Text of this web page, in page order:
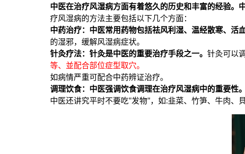
中医在治疗风湿病方面有着悠久的历史和丰富的经验。
疗风湿病的方法主要包括以下几个方面：
中药治疗：中医常用药物包括祛风利湿、温经散寒、活
的湿邪，缓解风湿病症状。
针灸疗法：针灸是中医的重要治疗手段之一。 针灸可以
等、並配合部位症型取穴。
如病情严重可配合中药辨证治疗。
调理饮食：中医强调饮食调理在治疗风湿病中的重要性。
中医还讲究平时不要吃"发物"，如:韭菜、竹笋、牛肉、